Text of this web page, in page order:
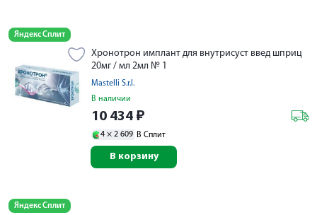
Яндекс Сплит
Хронотрон имплант для внутрисуст введ шприц
20мг / мл 2мл № 1
Mastelli S.r.l.
В наличии
10 434 ₽
4 × 2 609 В Сплит
В корзину
Яндекс Сплит